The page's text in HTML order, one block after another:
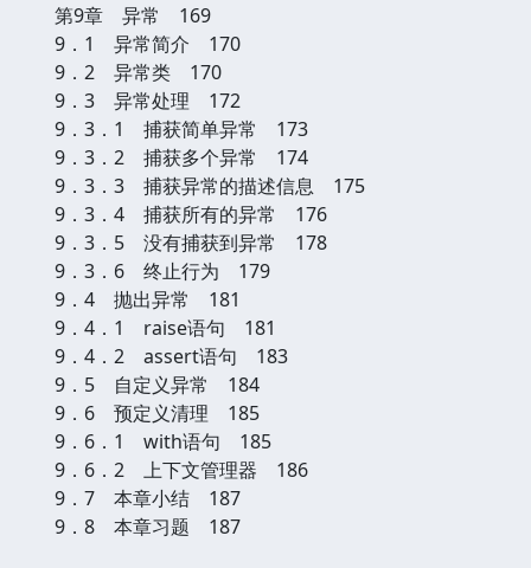
第9章 异常 169
9．1 异常简介 170
9．2 异常类 170
9．3 异常处理 172
9．3．1 捕获简单异常 173
9．3．2 捕获多个异常 174
9．3．3 捕获异常的描述信息 175
9．3．4 捕获所有的异常 176
9．3．5 没有捕获到异常 178
9．3．6 终止行为 179
9．4 抛出异常 181
9．4．1 raise语句 181
9．4．2 assert语句 183
9．5 自定义异常 184
9．6 预定义清理 185
9．6．1 with语句 185
9．6．2 上下文管理器 186
9．7 本章小结 187
9．8 本章习题 187